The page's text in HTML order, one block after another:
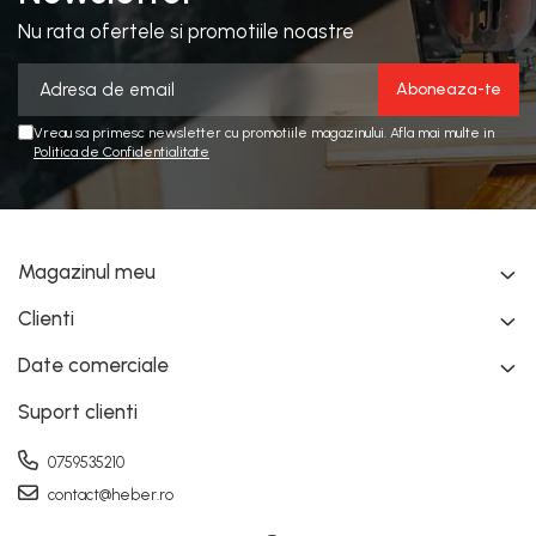
Nu rata ofertele si promotiile noastre
Vreau sa primesc newsletter cu promotiile magazinului. Afla mai multe in
Politica de Confidentialitate
Magazinul meu
Clienti
Date comerciale
Suport clienti
0759535210
contact@heber.ro